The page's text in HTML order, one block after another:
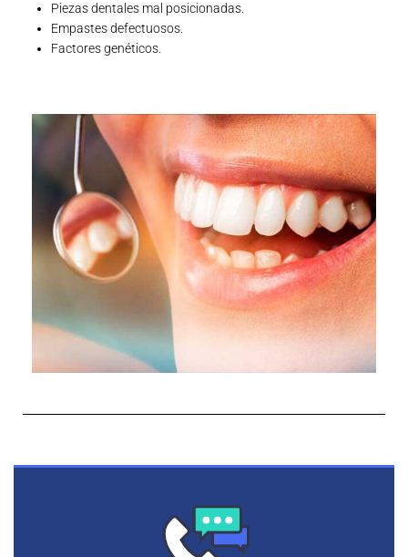
Piezas dentales mal posicionadas.
Empastes defectuosos.
Factores genéticos.